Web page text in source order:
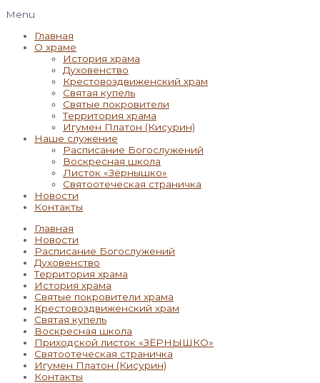
Menu
Главная
О храме
История храма
Духовенство
Крестовоздвиженский храм
Святая купель
Святые покровители
Территория храма
Игумен Платон (Кисурин)
Наше служение
Расписание Богослужений
Воскресная школа
Листок «Зёрнышко»
Святоотеческая страничка
Новости
Контакты
Главная
Новости
Расписание Богослужений
Духовенство
Территория храма
История храма
Святые покровители храма
Крестовоздвиженский храм
Святая купель
Воскресная школа
Приходской листок «ЗЁРНЫШКО»
Святоотеческая страничка
Игумен Платон (Кисурин)
Контакты